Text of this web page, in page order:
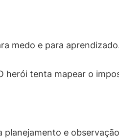
medo e para
tenta mapear o
e